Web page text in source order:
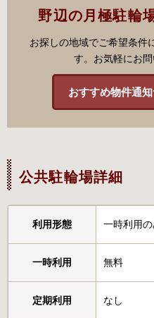
野辺の月極駐輪
お探しの地域でご希望条件
す。お気軽にお
おすすめ物件通
公共駐輪場詳細
利用形態 一時利用
一時利用 無料
定期利用 なし